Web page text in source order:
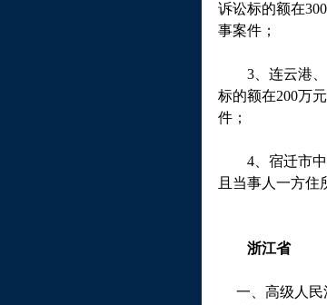
诉讼标的额在300
事案件；
3 、连云港
标的额在200万
件；
4 、宿迁市
且当事人一方住
浙江省
一、高级人民